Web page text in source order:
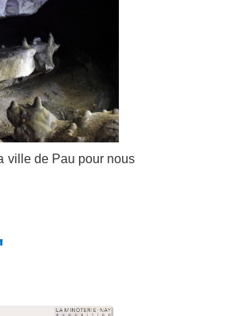
ville de Pau pour nous